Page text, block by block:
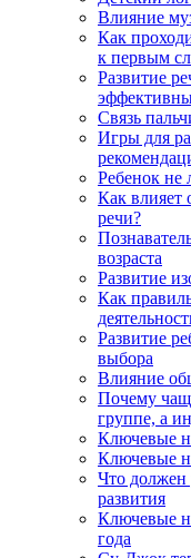
Влияние
Как
к первым
Развитие
Связь
Игры для
Ребенок не
Как влияет
речи?
возраста
Развитие
Как
Развитие
выбора
Влияние
Почему
группе, а
Ключевые
Ключевые
Что должен
развития
Ключевые
года